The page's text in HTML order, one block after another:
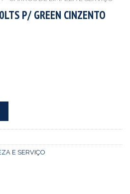
P/ GREEN CINZENTO
E SERVIÇO